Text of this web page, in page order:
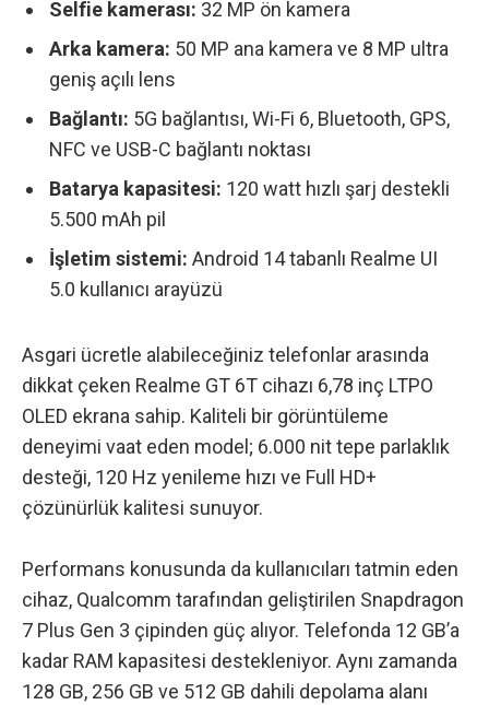
Selfie kamerası: 32 MP ön kamera
Arka kamera: 50 MP ana kamera ve 8 MP ultra
geniş açılı lens
Bağlantı: 5G bağlantısı, Wi-Fi 6, Bluetooth, GPS,
NFC ve USB-C bağlantı noktası
Batarya kapasitesi: 120 watt hızlı şarj destekli
5.500 mAh pil
İşletim sistemi: Android 14 tabanlı Realme UI
5.0 kullanıcı arayüzü
Asgari ücretle alabileceğiniz telefonlar arasında
dikkat çeken Realme GT 6T cihazı 6,78 inç LTPO
OLED ekrana sahip. Kaliteli bir görüntüleme
deneyimi vaat eden model; 6.000 nit tepe parlaklık
desteği, 120 Hz yenileme hızı ve Full HD+
çözünürlük kalitesi sunuyor.
Performans konusunda da kullanıcıları tatmin eden
cihaz, Qualcomm tarafından geliştirilen Snapdragon
7 Plus Gen 3 çipinden güç alıyor. Telefonda 12 GB’a
kadar RAM kapasitesi destekleniyor. Aynı zamanda
128 GB, 256 GB ve 512 GB dahili depolama alanı